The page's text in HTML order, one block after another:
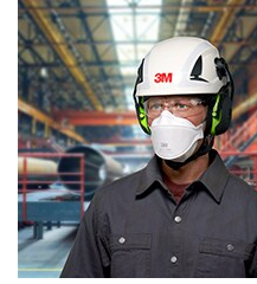
Needed
All fields
are
required
unless
indicated
optional
* First